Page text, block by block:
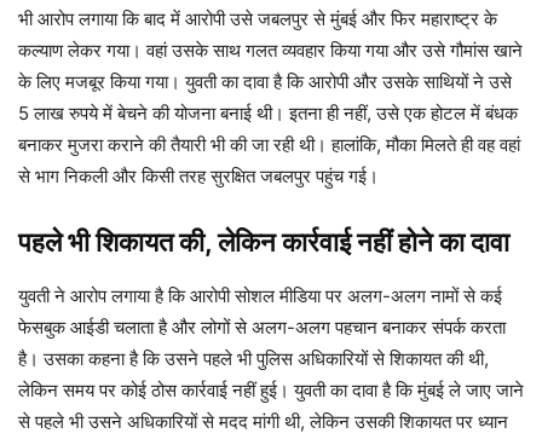
भी आरोप लगाया कि बाद में आरोपी उसे जबलपुर से मुंबई और फिर महाराष्ट्र के
कल्याण लेकर गया। वहां उसके साथ गलत व्यवहार किया गया और उसे गौमांस खाने
के लिए मजबूर किया गया। युवती का दावा है कि आरोपी और उसके साथियों ने उसे
5 लाख रुपये में बेचने की योजना बनाई थी। इतना ही नहीं, उसे एक होटल में बंधक
बनाकर मुजरा कराने की तैयारी भी की जा रही थी। हालांकि, मौका मिलते ही वह वहां
से भाग निकली और किसी तरह सुरक्षित जबलपुर पहुंच गई।
पहले भी शिकायत की, लेकिन कार्रवाई नहीं होने का दावा
युवती ने आरोप लगाया है कि आरोपी सोशल मीडिया पर अलग-अलग नामों से कई
फेसबुक आईडी चलाता है और लोगों से अलग-अलग पहचान बनाकर संपर्क करता
है। उसका कहना है कि उसने पहले भी पुलिस अधिकारियों से शिकायत की थी,
लेकिन समय पर कोई ठोस कार्रवाई नहीं हुई। युवती का दावा है कि मुंबई ले जाए जाने
से पहले भी उसने अधिकारियों से मदद मांगी थी, लेकिन उसकी शिकायत पर ध्यान